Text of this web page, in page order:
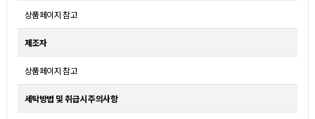
상품페이지 참고
제조자
상품페이지 참고
세탁방법 및 취급시 주의사항